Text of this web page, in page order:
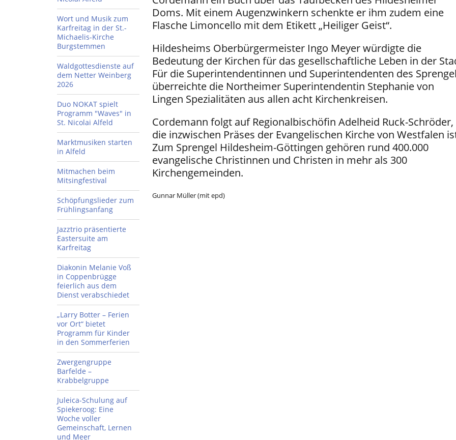
Wort und Musik zum
Karfreitag in der St.-
Michaelis-Kirche
Burgstemmen
Waldgottesdienste auf
dem Netter Weinberg
2026
Duo NOKAT spielt
Programm "Waves" in
St. Nicolai Alfeld
Marktmusiken starten
in Alfeld
Mitmachen beim
Mitsingfestival
Schöpfungslieder zum
Frühlingsanfang
Jazztrio präsentierte
Eastersuite am
Karfreitag
Diakonin Melanie Voß
in Coppenbrügge
feierlich aus dem
Dienst verabschiedet
„Larry Botter – Ferien
vor Ort“ bietet
Programm für Kinder
in den Sommerferien
Zwergengruppe
Barfelde –
Krabbelgruppe
Juleica-Schulung auf
Spiekeroog: Eine
Woche voller
Gemeinschaft, Lernen
und Meer
Doms. Mit einem Augenzwinkern schenkte er ihm zudem eine
Flasche Limoncello mit dem Etikett „Heiliger Geist“.
Hildesheims Oberbürgermeister Ingo Meyer würdigte die
Bedeutung der Kirchen für das gesellschaftliche Leben in der
Für die Superintendentinnen und Superintendenten des
überreichte die Northeimer Superintendentin Stephanie von
Lingen Spezialitäten aus allen acht Kirchenkreisen.
Cordemann folgt auf Regionalbischöfin Adelheid Ruck-Schröder,
die inzwischen Präses der Evangelischen Kirche von Westfalen
Zum Sprengel Hildesheim-Göttingen gehören rund 400.000
evangelische Christinnen und Christen in mehr als 300
Kirchengemeinden.
Gunnar Müller (mit epd)